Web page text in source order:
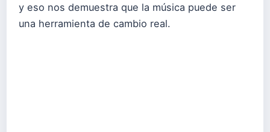
y eso nos demuestra que la música puede ser
una herramienta de cambio real.